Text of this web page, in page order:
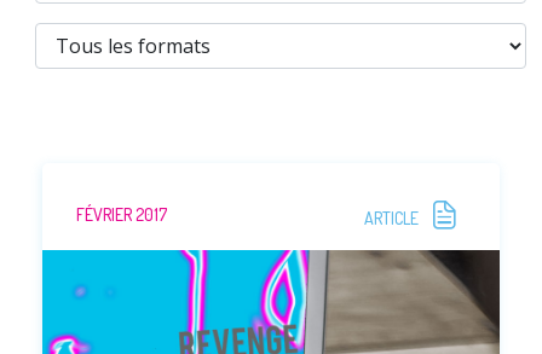
FÉVRIER 2017 ARTICLE